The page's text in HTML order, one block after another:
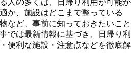
人の多くは、日帰り利用が可能か
か、施設はどこまで整っている
など、事前に知っておきたいこと
では最新情報に基づき、日帰り利
便利な施設・注意点などを徹底解